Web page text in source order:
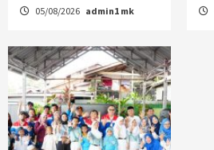
05/08/2026 admin1 mk